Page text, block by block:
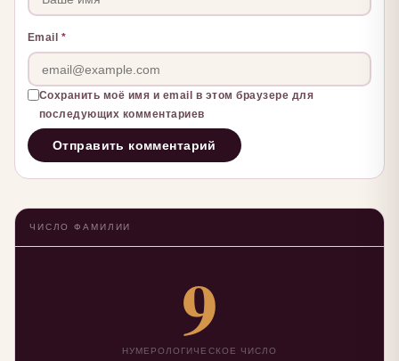
Email *
Сохранить моё имя и email в этом браузере для
последующих комментариев
ЧИСЛО ФАМИЛИИ
9
НУМЕРОЛОГИЧЕСКОЕ ЧИСЛО